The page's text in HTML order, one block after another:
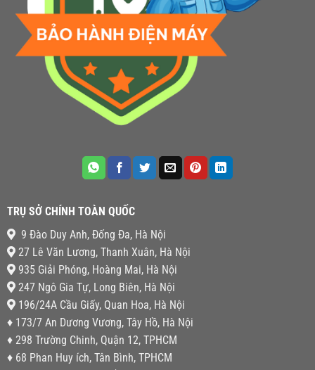
TRỤ SỞ CHÍNH TOÀN QUỐC
9 Đào Duy Anh, Đống Đa, Hà Nội
27 Lê Văn Lương, Thanh Xuân, Hà Nội
935 Giải Phóng, Hoàng Mai, Hà Nội
247 Ngô Gia Tự, Long Biên, Hà Nội
196/24A Cầu Giấy, Quan Hoa, Hà Nội
♦ 173/7 An Dương Vương, Tây Hồ, Hà Nội
♦ 298 Trường Chinh, Quận 12, TPHCM
♦ 68 Phan Huy ích, Tân Bình, TPHCM